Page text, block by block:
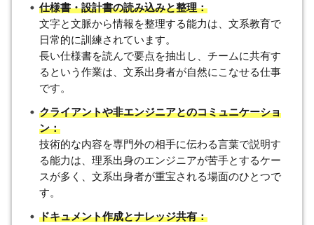
仕様書・設計書の読み込みと整理：
文字と文脈から情報を整理する能力は、文系教育で
日常的に訓練されています。
長い仕様書を読んで要点を抽出し、チームに共有す
るという作業は、文系出身者が自然にこなせる仕事
です。
クライアントや非エンジニアとのコミュニケーショ
ン：
技術的な内容を専門外の相手に伝わる言葉で説明す
る能力は、理系出身のエンジニアが苦手とするケー
スが多く、文系出身者が重宝される場面のひとつで
す。
ドキュメント作成とナレッジ共有：